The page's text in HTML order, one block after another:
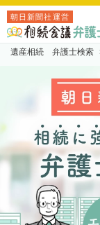
朝日新聞社運営
遺産相続 弁護士検索